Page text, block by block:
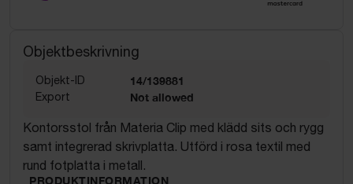
Objektbeskrivning
Objekt-ID 14/139881
Export Not allowed
Kontorsstol från Materia Clip med klädd sits och rygg
samt integrerad skrivplatta. Utförd i rosa textil med
rund fotplatta i metall.
PRODUKTINFORMATION